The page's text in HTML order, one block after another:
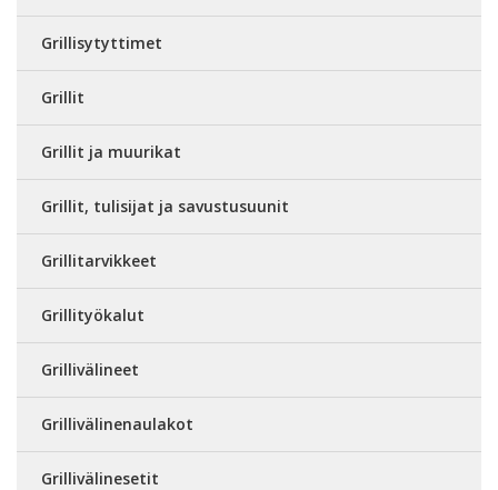
Grillisytyttimet
Grillit
Grillit ja muurikat
Grillit, tulisijat ja savustusuunit
Grillitarvikkeet
Grillityökalut
Grillivälineet
Grillivälinenaulakot
Grillivälinesetit